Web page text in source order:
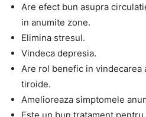
Are efect bun asupra
in anumite zone.
Elimina stresul.
Vindeca depresia.
Are rol benefic in vindecarea
tiroide.
Amelioreaza simptomele